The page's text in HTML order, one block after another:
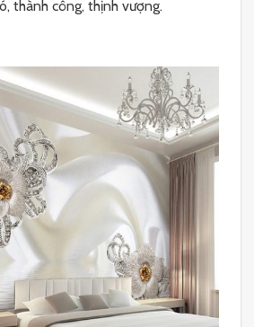
thành công, thịnh vượng.